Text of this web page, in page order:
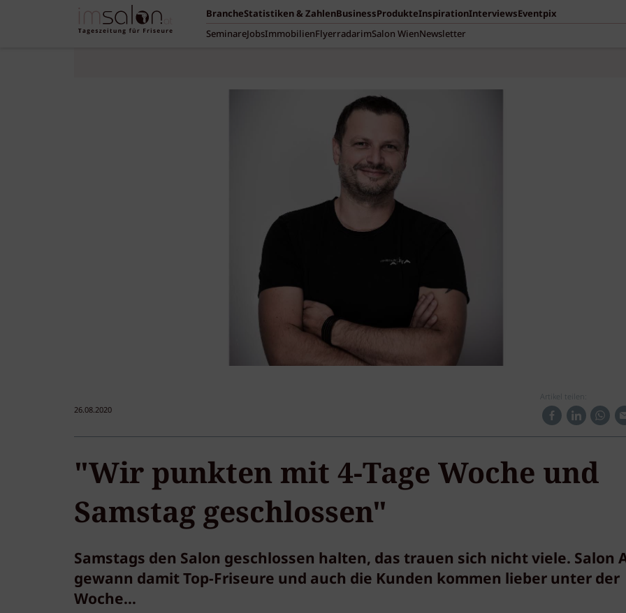
BrancheStatistiken & ZahlenBusinessProdukteInspirationInterviewsEventpix
SeminareJobsImmobilienFlyerradarimSalon WienNewsletter
26.08.2020
Artikel teilen:
"Wir punkten mit 4-Tage Woche und
Samstag geschlossen"
Samstags den Salon geschlossen halten, das trauen sich nicht viele. Salon
gewann damit Top-Friseure und auch die Kunden kommen lieber unter der
Woche…